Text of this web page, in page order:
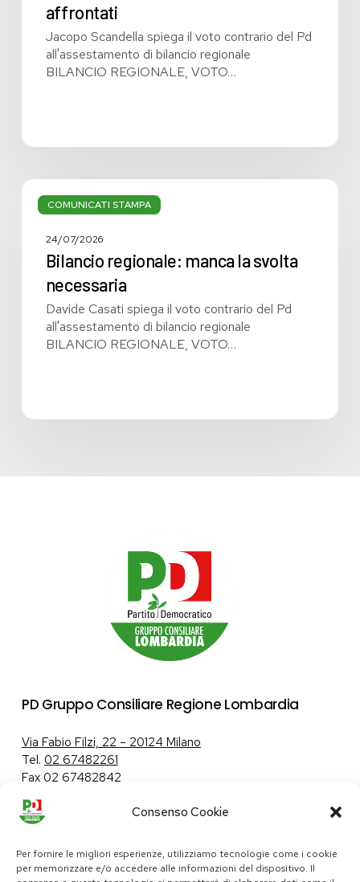
Consenso Cookie
Per fornire le migliori esperienze, utilizziamo tecnologie come i cookie
per memorizzare e/o accedere alle informazioni del dispositivo. Il
affrontati
affrontati
Jacopo Scandella spiega il voto contrario del Pd
all'assestamento di bilancio regionale
BILANCIO REGIONALE, VOTO…
COMUNICATI STAMPA
Bilancio
regionale:
svolta
24/07/2026
Bilancio regionale: manca la svolta
necessaria
Davide Casati spiega il voto contrario del Pd
all'assestamento di bilancio regionale
BILANCIO REGIONALE, VOTO…
PD Gruppo Consiliare Regione Lombardia
Via Fabio Filzi, 22 – 20124 Milano
Tel. 02 67482261
Fax 02 67482842
Tutela dei dati personali|Politica sui cookie